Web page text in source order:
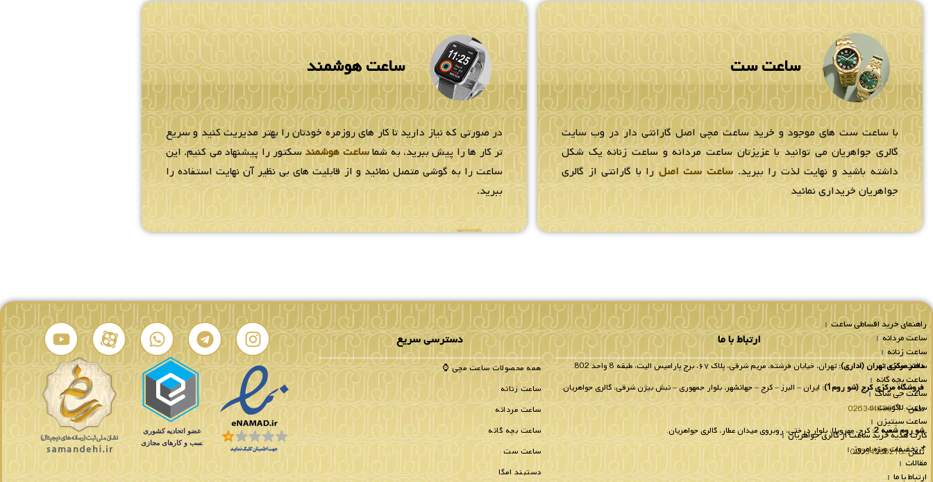
ساعت ست
با ساعت ست های موجود و خرید ساعت مچی اصل گارانتی دار در وب سایت
گالری جواهریان می توانید با عزیزتان ساعت مردانه و ساعت زنانه یک شکل
داشته باشید و نهایت لذت را ببرید. ساعت ست اصل را با گارانتی از گالری
جواهریان خریداری نمائید
ساعت هوشمند
در صورتی که نیاز دارید تا کار های روزمره خودتان را بهتر مدیریت کنید و سریع
تر کار ها را پیش ببرید، به شماساعت هوشمندسکتور را پیشنهاد می کنیم. این
ساعت را به گوشی متصل نمائید و از قابلیت های بی نظیر آن نهایت استفاده را
ببرید.
راهنمای خرید اقساطی ساعت
ساعت مردانه
ساعت زنانه
ساعت ست
ساعت بچه گانه
ساعت جی شاک
ساعت لاگوست
ساعت سیتیزن
کارت هدیه خرید ساعت از گالری جواهریان
📌تخفیفات ویژه امروز
مقالات
ارتباط با ما
ارتباط با ما
دفتر مرکزی تهران (اداری):تهران، خیابان فرشته، مریم شرقی، پلاک ۶۷، برج پارامیس الیت، طبقه 8 واحد 802.
فروشگاه مرکزی کرج (شو روم1):
ایران – البرز – کرج – جهانشهر، بلوار جمهوری – نبش بیژن شرقی، گالری جواهریان.
تلفن :02634483611
شو روم شعبه 2:
کرج، مهرویلا، بلوار درختی، روبروی میدان عطار، گالری جواهریان.
تلفن:02634236218
دسترسی سریع
همه محصولات ساعت مچی ⌚
ساعت زنانه
ساعت مردانه
ساعت بچه گانه
ساعت ست
دستبند امگا